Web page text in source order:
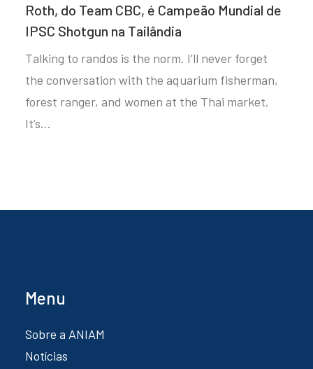
Roth, do Team CBC, é Campeão Mundial de
IPSC Shotgun na Tailândia
Talking to randos is the norm. I’ll never forget
the conversation with the aquarium fisherman,
forest ranger, and women at the Thai market.
It’s…
Menu
Sobre a ANIAM
Notícias